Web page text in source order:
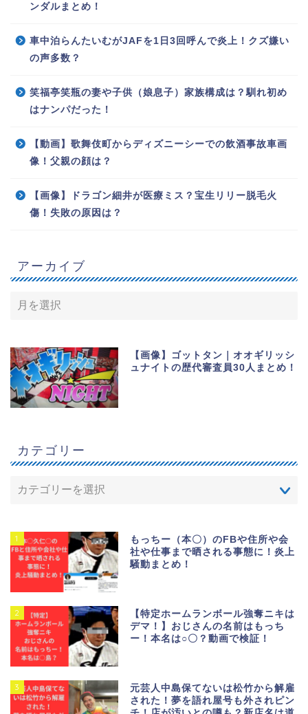
ンダルまとめ！
車中泊らんたいむがJAFを1日3回呼んで炎上！クズ嫌い
の声多数？
笑福亭笑瓶の妻や子供（娘息子）家族構成は？馴れ初め
はナンパだった！
【動画】歌舞伎町からディズニーシーでの飲酒事故車画
像！父親の顔は？
【画像】ドラゴン細井が医療ミス？宝生リリー脱毛火
傷！失敗の原因は？
アーカイブ
【画像】ゴットタン｜オオギリッシ
ュナイトの歴代審査員30人まとめ！
カテゴリー
1
もっちー（本〇）のFBや住所や会
社や仕事まで晒される事態に！炎上
騒動まとめ！
2
【特定ホームランボール強奪ニキは
デマ！】おじさんの名前はもっち
ー！本名は○〇？動画で検証！
3
元芸人中島保てないは松竹から解雇
された！夢を語れ屋号も外されピン